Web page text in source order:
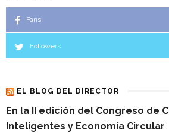
Fans
Followers
EL BLOG DEL DIRECTOR
En la II edición del Congreso de
Inteligentes y Economía Circular